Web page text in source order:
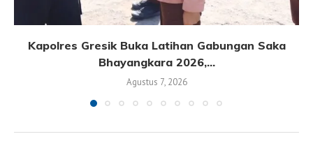
Kapolres Gresik Buka Latihan Gabungan Saka
Bhayangkara 2026,...
Agustus 7, 2026